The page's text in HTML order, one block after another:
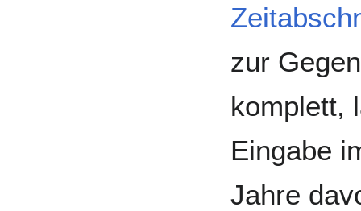
zur
komplett,
Eingabe
Jahre